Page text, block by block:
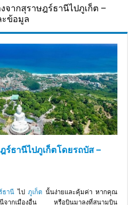
จากสุราษฎร์ธานีไปภูเก็ต –
ะข้อมูล
ร์ธานีไปภูเก็ตโดยรถบัส –
ธานี ไปภูเก็ต นั้นง่ายและคุ้มค่า หากคุณ
านีจากเมืองอื่น หรือบินมาลงที่สนามบิน